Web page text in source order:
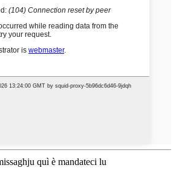
quì è mandateci lu